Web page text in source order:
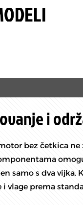
i
bez četkica ne
samo s dva vijka.
vlage prema